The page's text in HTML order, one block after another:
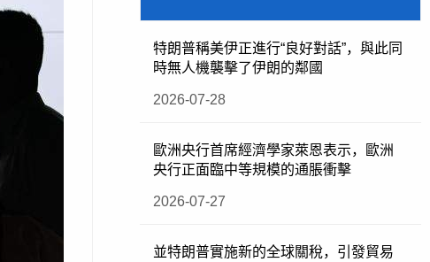
特朗普稱美伊正進行“良好對話”，與此同
時無人機襲擊了伊朗的鄰國
2026-07-28
歐洲央行首席經濟學家萊恩表示，歐洲
央行正面臨中等規模的通脹衝擊
2026-07-27
並特朗普實施新的全球關稅，引發貿易